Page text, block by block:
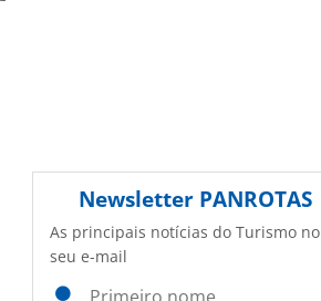
Newsletter PANROTAS
As principais notícias do Turismo no
seu e-mail